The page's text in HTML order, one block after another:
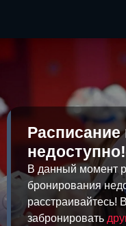
недоступно!
В данный момент
бронирования
расстраивайтесь!
забронировать